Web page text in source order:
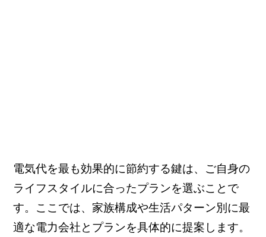
電気代を最も効果的に節約する鍵は、ご自身の
ライフスタイルに合ったプランを選ぶことで
す。ここでは、家族構成や生活パターン別に最
適な電力会社とプランを具体的に提案します。